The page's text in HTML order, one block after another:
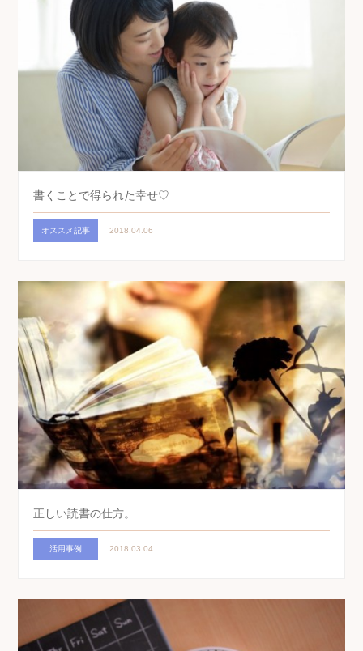
書くことで得られた幸せ♡
オススメ記事 2018.04.06
正しい読書の仕方。
活用事例 2018.03.04